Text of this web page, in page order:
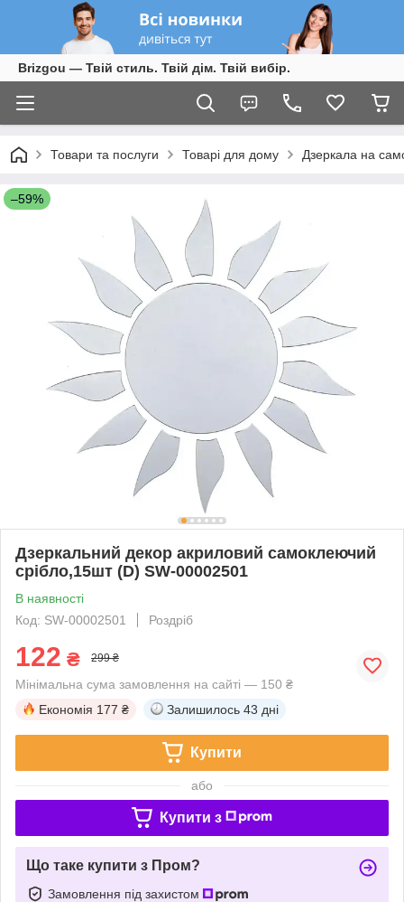
Brizgou — Твій стиль. Твій дім. Твій вибір.
Товари та послуги Товарі для дому Дзеркала на
–59%
Дзеркальний декор акриловий самоклеючий
срібло,15шт (D) SW-00002501
В наявності
Код: SW-00002501
Роздріб
122 ₴ 299 ₴
Мінімальна сума замовлення на сайті — 150 ₴
Економія 177 ₴ Залишилось 43 дні
Купити
або
Купити з
Що таке купити з Пром?
Замовлення під захистом